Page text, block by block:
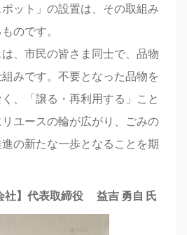
ット」の設置は、その取組み
のです。
、市民の皆さま同士で、品物
みです。不要となった品物を
く、「譲る・再利用する」こと
ユースの輪が広がり、ごみの
の新たな一歩となることを期
社】代表取締役 益吉 勇自 氏